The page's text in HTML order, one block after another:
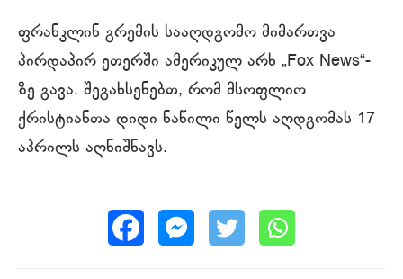
ფრანკლინ გრემის სააღდგომო მიმართვა
პირდაპირ ეთერში ამერიკულ არხ „Fox News“-
ზე გავა. შეგახსენებთ, რომ მსოფლიო
ქრისტიანთა დიდი ნაწილი წელს აღდგომას 17
აპრილს აღნიშნავს.